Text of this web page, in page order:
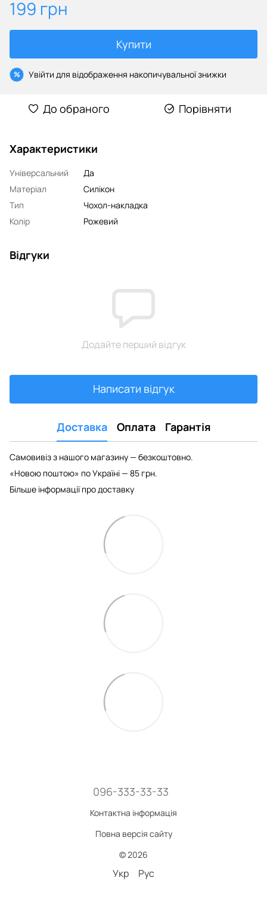
199 грн
Купити
% Увійти для відображення накопичувальної знижки
До обраного Порівняти
Характеристики
Універсальний
Да
Матеріал
Силікон
Тип
Чохол-накладка
Колір
Рожевий
Відгуки
Додайте перший відгук
Написати відгук
Доставка Оплата Гарантія
Самовивіз з нашого магазину — безкоштовно.
«Новою поштою» по Україні — 85 грн.
Більше інформації про доставку
096-333-33-33
Контактна інформація
Повна версія сайту
© 2026
Укр Рус